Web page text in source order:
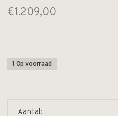
€1.209,00
1 Op voorraad
Aantal: